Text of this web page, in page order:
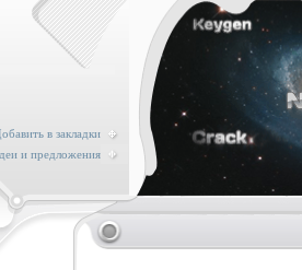
в закладки
и предложения